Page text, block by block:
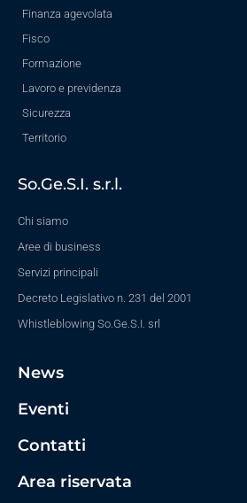
Finanza agevolata
Fisco
Formazione
Lavoro e previdenza
Sicurezza
Territorio
So.Ge.S.I. s.r.l.
Chi siamo
Aree di business
Servizi principali
Decreto Legislativo n. 231 del 2001
Whistleblowing So.Ge.S.I. srl
News
Eventi
Contatti
Area riservata